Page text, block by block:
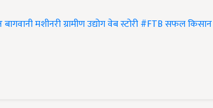
बागवानीमशीनरीग्रामीण उद्योगवेब स्टोरी#FTBसफल किसान